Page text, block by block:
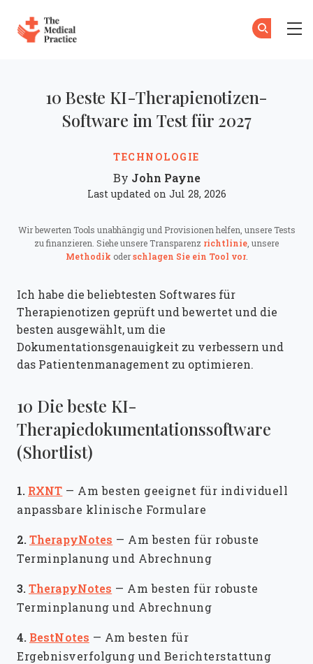
TECHNOLOGIE
10 Beste KI-Therapienotizen-
Software im Test für 2027
By John Payne
Last updated on Jul 28, 2026
Wir bewerten Tools unabhängig und Provisionen helfen, unsere Tests
zu finanzieren. Siehe unsere Transparenz richtlinie , unsere
Methodik oderschlagen Sie ein Tool vor.
Ich habe die beliebtesten Softwares für
Therapienotizen geprüft und bewertet und die
besten ausgewählt, um die
Dokumentationsgenauigkeit zu verbessern und
das Patientenmanagement zu optimieren.
10 Die beste KI-
Therapiedokumentationssoftware
(Shortlist)
1. RXNT — Am besten geeignet für individuell
anpassbare klinische Formulare
2.TherapyNotes — Am besten für robuste
Terminplanung und Abrechnung
3.TherapyNotes — Am besten für robuste
Terminplanung und Abrechnung
4. BestNotes — Am besten für
Ergebnisverfolgung und Berichterstattung